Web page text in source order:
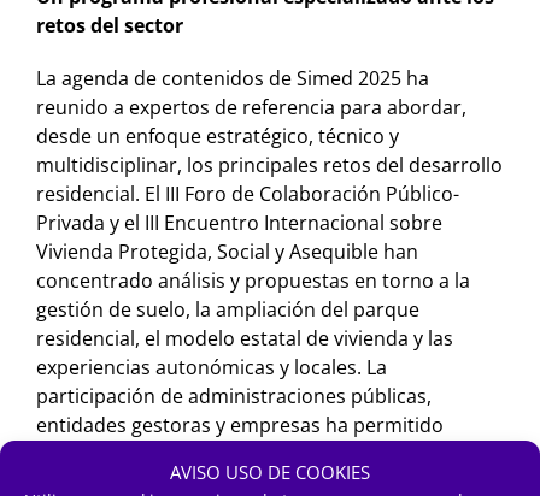
AVISO USO DE COOKIES
retos del sector
La agenda de contenidos de Simed 2025 ha
reunido a expertos de referencia para abordar,
desde un enfoque estratégico, técnico y
multidisciplinar, los principales retos del desarrollo
residencial. El III Foro de Colaboración Público-
Privada y el III Encuentro Internacional sobre
Vivienda Protegida, Social y Asequible han
concentrado análisis y propuestas en torno a la
gestión de suelo, la ampliación del parque
residencial, el modelo estatal de vivienda y las
experiencias autonómicas y locales. La
participación de administraciones públicas,
entidades gestoras y empresas ha permitido
diferentes territorios. En esta línea, el espacio